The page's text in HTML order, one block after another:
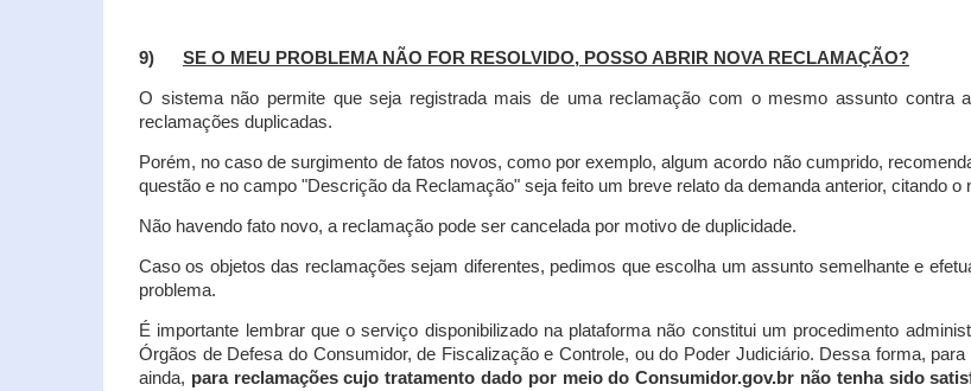
9) SE O MEU PROBLEMA NÃO FOR RESOLVIDO, POSSO ABRIR NOVA RECLAMAÇÃO?
O sistema não permite que seja registrada mais de uma reclamação com o mesmo assunto contra
reclamações duplicadas.
Porém, no caso de surgimento de fatos novos, como por exemplo, algum acordo não cumprido,
questão e no campo "Descrição da Reclamação" seja feito um breve relato da demanda anterior, citando o
Não havendo fato novo, a reclamação pode ser cancelada por motivo de duplicidade.
Caso os objetos das reclamações sejam diferentes, pedimos que escolha um assunto semelhante e
problema.
É importante lembrar que o serviço disponibilizado na plataforma não constitui um procedimento
Órgãos de Defesa do Consumidor, de Fiscalização e Controle, ou do Poder Judiciário. Dessa forma,
ainda, para reclamações cujo tratamento dado por meio do Consumidor.gov.br não tenha sido